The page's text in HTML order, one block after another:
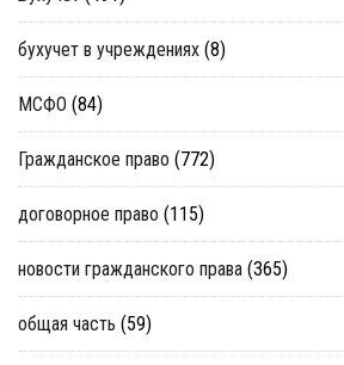
бухучет в учреждениях (8)
МСФО (84)
Гражданское право (772)
договорное право (115)
новости гражданского права (365)
общая часть (59)